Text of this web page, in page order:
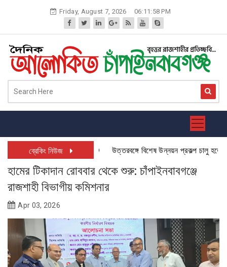
Friday, August 7, 2026 06:11:59 PM
ব্রেকিং নিউজ উত্তরবঙ্গে বিশেষ উন্নয়ন প্রকল্প চালু হতে
হামের টিকাদান রোববার থেকে শুরু: চাঁপাইনবাবগঞ্জে
রাজশাহী বিভাগীয় কমিশনার
Apr 03, 2026